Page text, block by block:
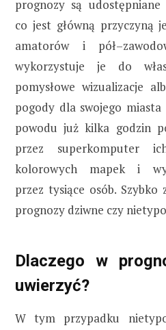
prognozy są
co jest główną przyczyną
amatorów i
wykorzystuje je do
pomysłowe wizualizacje
pogody dla swojego
powodu już kilka godzin
przez superkomputer
kolorowych mapek i
przez tysiące osób. Szybko
prognozy dziwne czy
Dlaczego w
uwierzyć?
W tym przypadku